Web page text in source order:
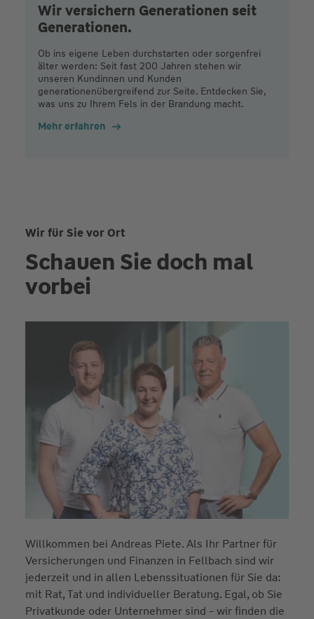
Wir versichern Generationen seit
Generationen.
Ob ins eigene Leben durchstarten oder sorgenfrei
älter werden: Seit fast 200 Jahren stehen wir
unseren Kundinnen und Kunden
generationenübergreifend zur Seite. Entdecken Sie,
was uns zu Ihrem Fels in der Brandung macht.
Mehr erfahren
Wir für Sie vor Ort
Schauen Sie doch mal
vorbei
Willkommen bei Andreas Piete. Als Ihr Partner für
Versicherungen und Finanzen in Fellbach sind wir
jederzeit und in allen Lebenssituationen für Sie da:
mit Rat, Tat und individueller Beratung. Egal, ob Sie
Privatkunde oder Unternehmer sind - wir finden die